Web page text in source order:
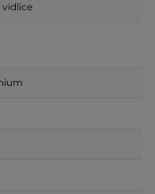
vidlice